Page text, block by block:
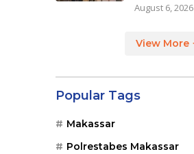
August 6, 2026
View More
Popular Tags
Makassar
Polrestabes Makassar